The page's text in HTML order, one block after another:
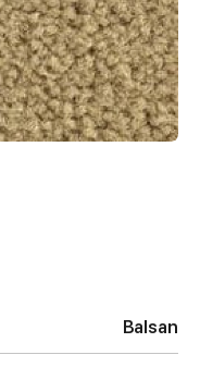
Balsan